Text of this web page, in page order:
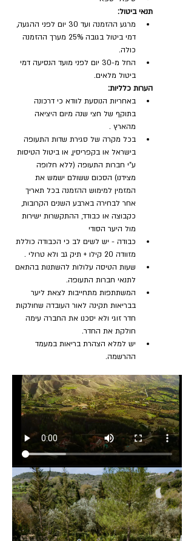
תנאי ביטול:
מרגע ההזמנה ועד 30 יום לפני ההגעה,
דמי ביטול בגובה 25% מערך ההזמנה
כולה.
החל מ-30 יום לפני מועד הנסיעה דמי
ביטול מלאים.
הערות כלליות:
באחריות הנוסעת לוודא כי דרכונה
בתוקף של חצי שנה מיום היציאה
מהארץ .
בכל מקרה של סגירת שדות התעופה
בישראל או בקפריסין, או ביטול הטיסות
ע"י חברות התעופה (ללא חלופה
מצידנו) הסכום ששולם ישמש את
המזמין למימוש ההזמנה בכל תאריך
אחר לבחירה בארבע השנים הקרובות,
כקבוצה או כבודד, ההתקשרות ישירות
מול היער הסודי
כבודה - יש לשים לב כי הכבודה כוללת
מזוודה 20 קילו + תיק גב ולא טרולי .
שעות הטיסה עלולות להשתנות בהתאם
לתנאי חברות התעופה.
המשתתפות מתחייבות לצאת ליער
בבריאות תקינה לאור העובדה שחולקות
חדר זוגי ולא יסכנו את החברה עימה
חולקת את החדר.
יש למלא הצהרת בריאות במעמד
ההרשמה.